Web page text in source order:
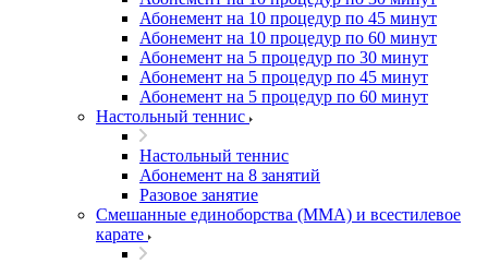
Абонемент на 10 процедур по 45 минут
Абонемент на 10 процедур по 60 минут
Абонемент на 5 процедур по 30 минут
Абонемент на 5 процедур по 45 минут
Абонемент на 5 процедур по 60 минут
Настольный теннис
Настольный теннис
Абонемент на 8 занятий
Разовое занятие
Смешанные единоборства (ММА) и всестилевое
карате